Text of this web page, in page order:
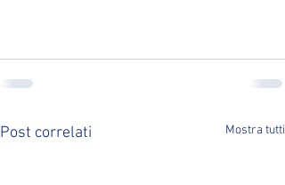
Post correlati Mostra tutti